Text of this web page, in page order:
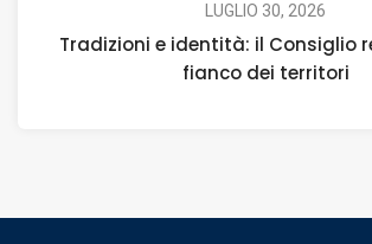
LUGLIO 30, 2026
Tradizioni e identità: il Consiglio
fianco dei territori